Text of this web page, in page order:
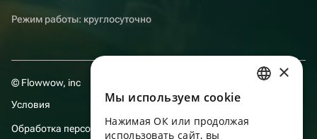
Режим работы: круглосуточно
© Flowwow, inc
Условия
Обработка персональных данных ENGLISH
×
Мы используем сookie
Нажимая ОК или продолжая
использовать сайт, вы